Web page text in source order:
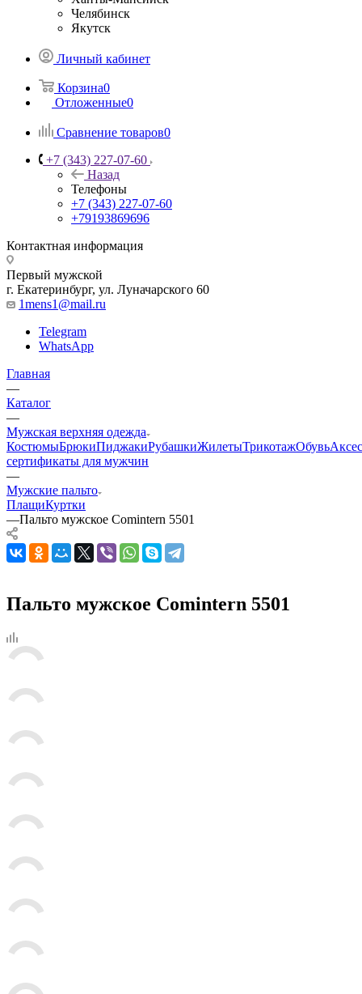
Челябинск
Якутск
Личный кабинет
Корзина0
Отложенные0
Сравнение товаров0
+7 (343) 227-07-60
Назад
Телефоны
+7 (343) 227-07-60
+79193869696
Контактная информация
Первый мужской
г. Екатеринбург, ул. Луначарского 60
1mens1@mail.ru
Telegram
WhatsApp
Главная
—
Каталог
—
Мужская верхняя одежда
КостюмыБрюкиПиджакиРубашкиЖилетыТрикотажОбувь
сертификаты для мужчин
—
Мужские пальто
ПлащиКуртки
—Пальто мужское Comintern 5501
Пальто мужское Comintern 5501